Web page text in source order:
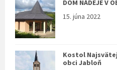
DOM NÁDEJE V
15. júna 2022
Kostol
obci Jabloň